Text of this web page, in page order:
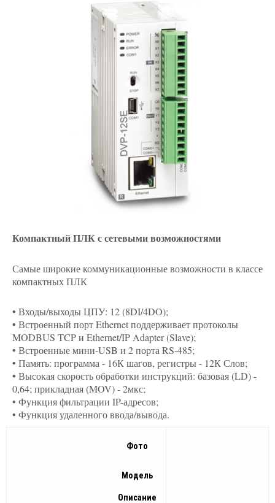
Компактный ПЛК с сетевыми возможностями
Самые широкие коммуникационные возможности в классе
компактных ПЛК
• Входы/выходы ЦПУ: 12 (8DI/4DO);
• Встроенный порт Ethernet поддерживает протоколы
MODBUS TCP и Ethernet/IP Adapter (Slave);
• Встроенные мини-USB и 2 порта RS-485;
• Память: программа - 16К шагов, регистры - 12К Слов;
• Высокая скорость обработки инструкций: базовая (LD) -
0,64; прикладная (MOV) - 2мкс;
• Функция фильтрации IP-адресов;
• Функция удаленного ввода/вывода.
Фото
Модель
Описание